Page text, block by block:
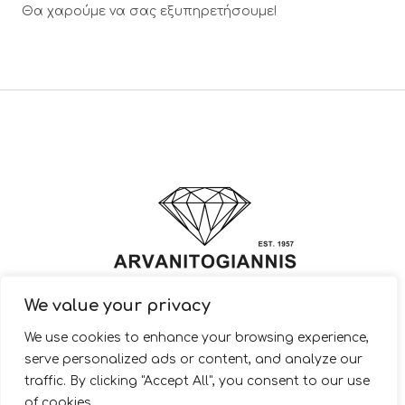
We value your privacy
We use cookies to enhance your browsing experience,
serve personalized ads or content, and analyze our
traffic. By clicking "Accept All", you consent to our use
Θα χαρούμε να σας εξυπηρετήσουμε!
© 2022 ARVANITOGIANNIS – Jewelry Design & Manufacturing |
JewelryShop.gr